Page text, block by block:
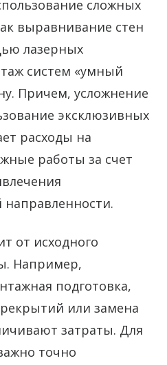
сложных
выравнивание стен
лазерных
систем «умный
Причем, усложнение
эксклюзивных
расходы на
работы за счет
направленности.
от исходного
Например,
подготовка,
или замена
затраты. Для
точно